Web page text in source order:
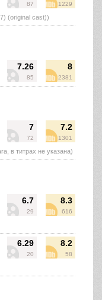
87 1229
(original cast))
7.26
85
8
2381
7
72
7.2
1301
в титрах не указана)
6.7
29
8.3
616
6.29
20
8.2
58